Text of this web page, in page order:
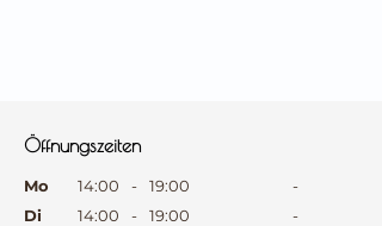
Öffnungszeiten
Mo
14:00 - 19:00
-
Di
14:00 - 19:00
-